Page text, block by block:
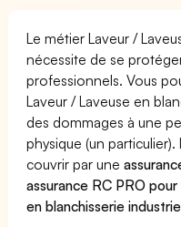
Le métier Laveur /
nécessite de se
professionnels. Vous
Laveur / Laveuse en
des dommages à une
physique (un
couvrir par une
assurance RC PRO
en blanchisserie